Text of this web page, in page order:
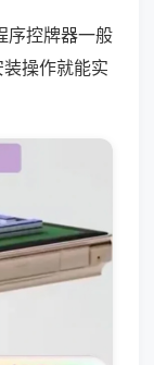
序控牌器一般
操作就能实